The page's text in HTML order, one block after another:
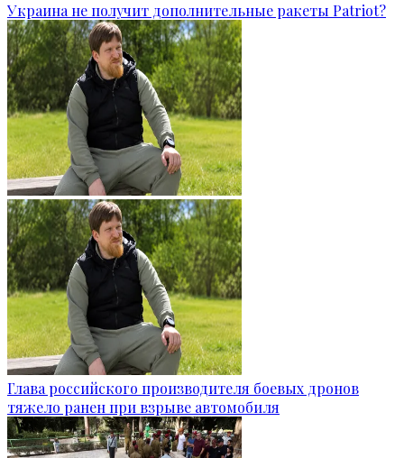
Украина не получит дополнительные ракеты Patriot?
Глава российского производителя боевых дронов
тяжело ранен при взрыве автомобиля